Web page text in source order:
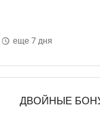
еще 7 дня
ДВОЙНЫЕ